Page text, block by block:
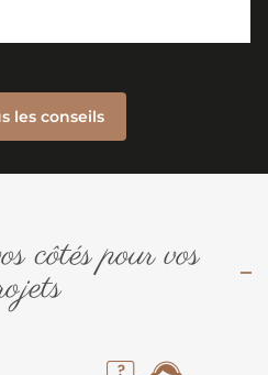
les conseils
côtés pour vos